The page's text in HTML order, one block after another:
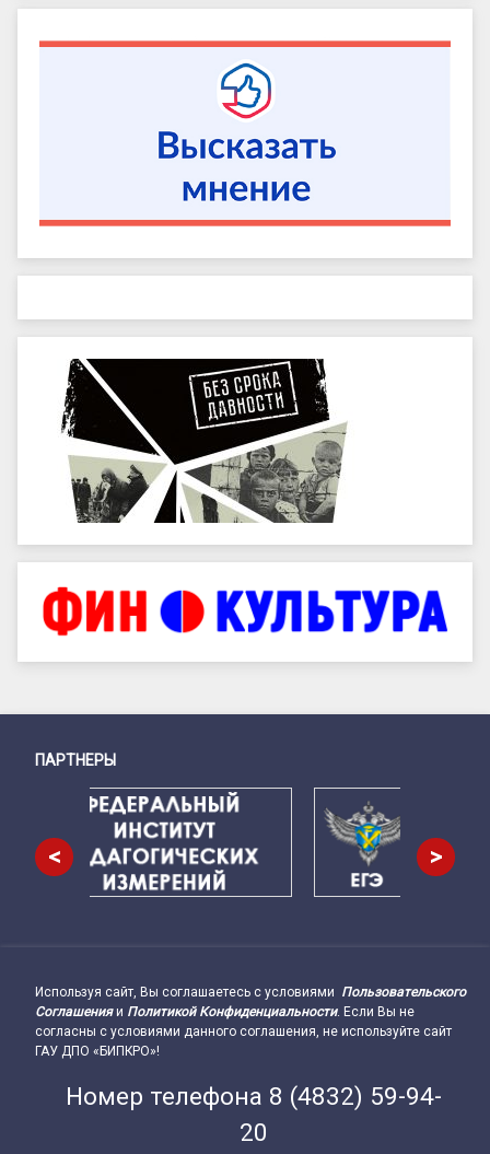
Снизу
ПАРТНЕРЫ
< >
Подвал сайта → влево
Используя сайт, Вы соглашаетесь с условиями Пользовательского
Соглашенияи Политикой Конфиденциальности. Если Вы не
согласны с условиями данного соглашения, не используйте сайт
ГАУ ДПО «БИПКРО»!
Номер телефона 8 (4832) 59-94-
20